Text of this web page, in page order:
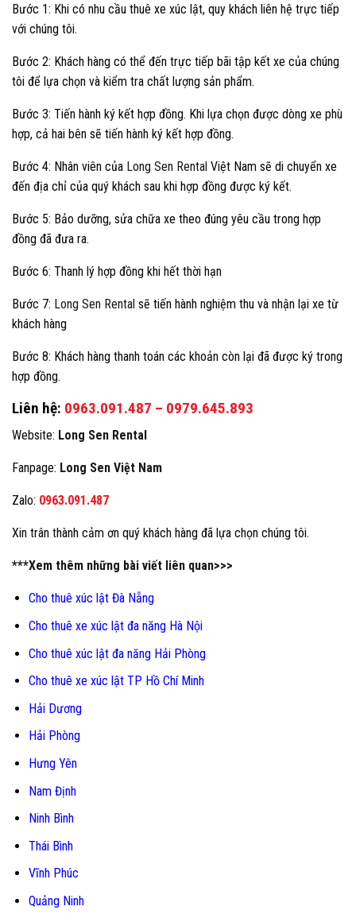
Bước 1: Khi có nhu cầu thuê xe xúc lật, quy khách liên hệ trực tiếp
với chúng tôi.
Bước 2: Khách hàng có thể đến trực tiếp bãi tập kết xe của chúng
tôi để lựa chọn và kiểm tra chất lượng sản phẩm.
Bước 3: Tiến hành ký kết hợp đồng. Khi lựa chọn được dòng xe phù
hợp, cả hai bên sẽ tiến hành ký kết hợp đồng.
Bước 4: Nhân viên của Long Sen Rental Việt Nam sẽ di chuyển xe
đến địa chỉ của quý khách sau khi hợp đồng được ký kết.
Bước 5: Bảo dưỡng, sửa chữa xe theo đúng yêu cầu trong hợp
đồng đã đưa ra.
Bước 6: Thanh lý hợp đồng khi hết thời hạn
Bước 7: Long Sen Rental sẽ tiến hành nghiệm thu và nhận lại xe từ
khách hàng
Bước 8: Khách hàng thanh toán các khoản còn lại đã được ký trong
hợp đồng.
Liên hệ: 0963.091.487 – 0979.645.893
Website: Long Sen Rental
Fanpage: Long Sen Việt Nam
Zalo: 0963.091.487
Xin trân thành cảm ơn quý khách hàng đã lựa chọn chúng tôi.
***Xem thêm những bài viết liên quan>>>
Cho thuê xúc lật Đà Nẵng
Cho thuê xe xúc lật đa năng Hà Nội
Cho thuê xúc lật đa năng Hải Phòng
Cho thuê xe xúc lật TP Hồ Chí Minh
Hải Dương
Hải Phòng
Hưng Yên
Nam Định
Ninh Bình
Thái Bình
Vĩnh Phúc
Quảng Ninh